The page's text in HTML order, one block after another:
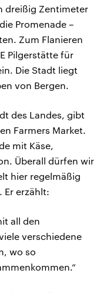
dreißig Zentimeter
Promenade –
Zum Flanieren
Pilgerstätte für
Die Stadt liegt
von Bergen.
des Landes, gibt
Farmers Market.
mit Käse,
Überall dürfen wir
hier regelmäßig
Er erzählt:
all den
verschiedene
wo so